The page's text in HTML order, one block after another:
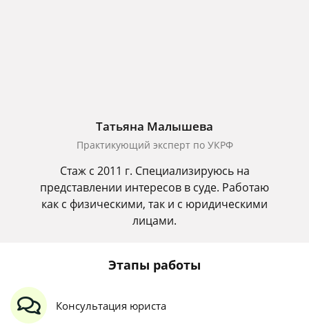
Татьяна Малышева
Практикующий эксперт по УКРФ
Стаж с 2011 г. Специализируюсь на
представлении интересов в суде. Работаю
как с физическими, так и с юридическими
лицами.
Этапы работы
Консультация юриста